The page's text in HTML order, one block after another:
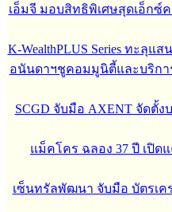
เอ็มจี มอบสิทธิพิเศษสุดเอ็กซ์
K-WealthPLUS Series ทะลุแส
อนันดาฯชูคอมมูนิตี้และบริการ
SCGD จับมือ AXENT จัด
แม็คโคร ฉลอง 37 ปี เปิ
เซ็นทรัลพัฒนา จับมือ บัตรเ